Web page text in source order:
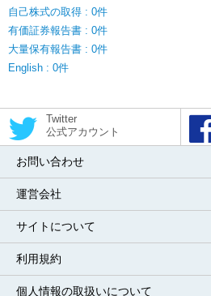
自己株式の取得 : 0件
有価証券報告書 : 0件
大量保有報告書 : 0件
English : 0件
Twitter
公式アカウント
お問い合わせ
運営会社
サイトについて
利用規約
個人情報の取扱いについて